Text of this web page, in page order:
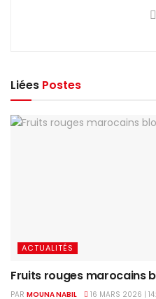
Liées Postes
ACTUALITÉS
Fruits rouges marocains
PAR MOUNA NABIL 16 MARS 2026 |